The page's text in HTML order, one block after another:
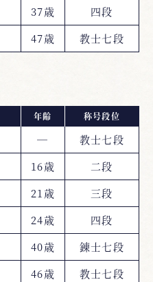
37歳
四段
47歳 教士七段
年齢 称号段位
―
教士七段
16歳
二段
21歳
三段
24歳
四段
40歳
錬士七段
46歳 教士七段